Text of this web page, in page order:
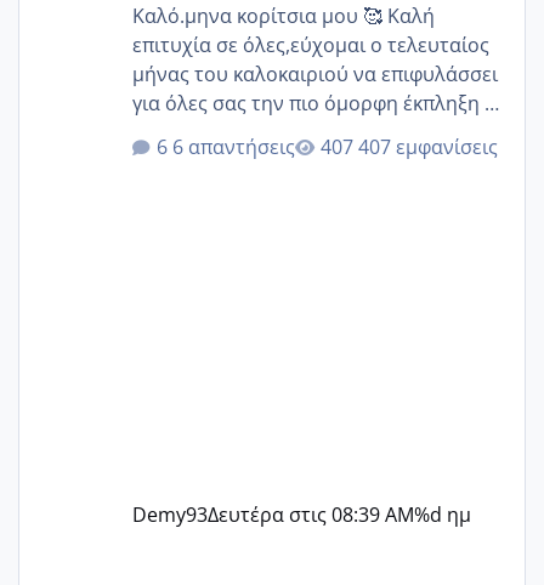
Καλό.μηνα κορίτσια μου 🥰 Καλή
επιτυχία σε όλες,εύχομαι ο τελευταίος
μήνας του καλοκαιριού να επιφυλάσσει
για όλες σας την πιο όμορφη έκπληξη 🧿
@Elk @Melikara86 @Παρασκευαιδου
@Zenia z @melitiniღ @Christi.D.
6 απαντήσεις 407 εμφανίσεις
Demy93Δευτέρα στις 08:39 AM%d ημ